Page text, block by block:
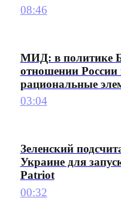
08:46
МИД: в политике
отношении России
рациональные
03:04
Зеленский
Украине для
Patriot
00:32